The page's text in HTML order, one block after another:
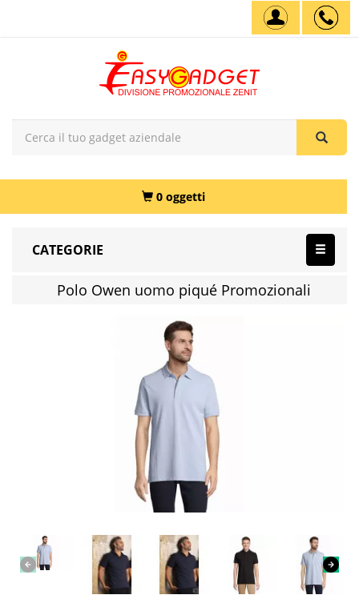
0 oggetti
CATEGORIE
Polo Owen uomo piqué Promozionali